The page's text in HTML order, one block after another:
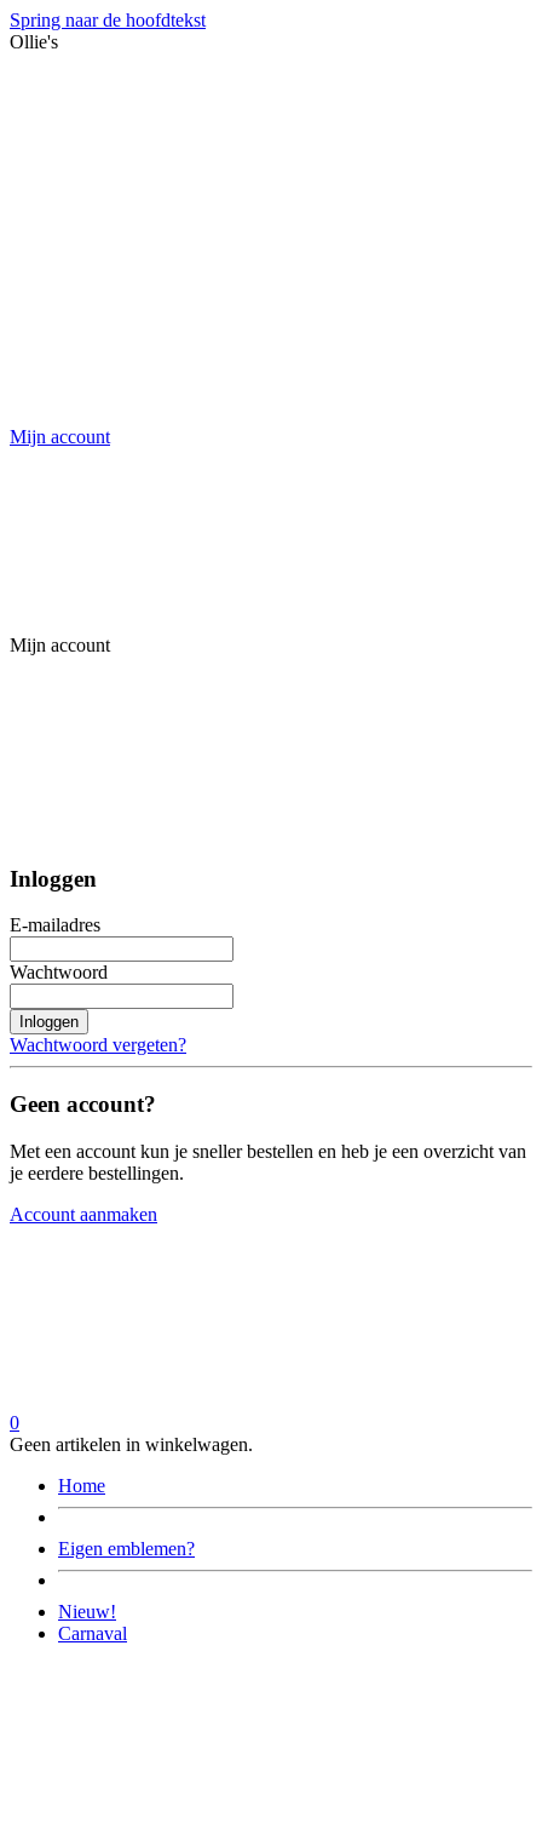
Spring naar de hoofdtekst
Ollie's
Mijn account
Mijn account
Inloggen
E-mailadres
Wachtwoord
Inloggen
Wachtwoord vergeten?
Geen account?
Met een account kun je sneller bestellen en heb je een overzicht van
je eerdere bestellingen.
Account aanmaken
0
Geen artikelen in winkelwagen.
Home
Eigen emblemen?
Nieuw!
Carnaval